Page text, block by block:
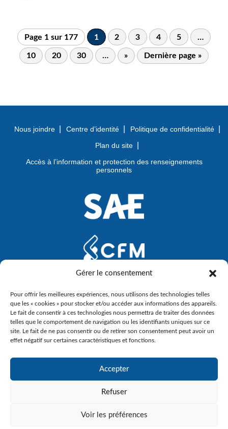
Gérer le consentement
Pour offrir les meilleures expériences, nous utilisons des technologies telles
que les « cookies » pour stocker et/ou accéder aux informations des appareils.
Le fait de consentir à ces technologies nous permettra de traiter des données
telles que le comportement de navigation ou les identifiants uniques sur ce
site. Le fait de ne pas consentir ou de retirer son consentement peut avoir un
effet négatif sur certaines caractéristiques et fonctions.
Accepter
Refuser
Voir les préférences
Page 1 sur 177 1 2 3 4 5 …
10 20 30 … » Dernière page »
Nous joindre Centre d’identité
Politique de confidentialité
Plan du site
Accès à l’information et protection des renseignements
personnels